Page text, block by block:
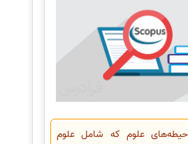
علوم که شامل علوم